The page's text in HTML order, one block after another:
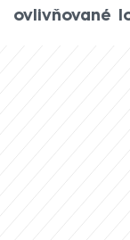
ovlivňované